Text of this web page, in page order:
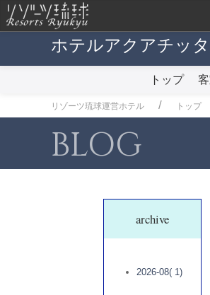
ホテルアクアチッ
トップ
リゾーツ琉球運営ホテル トップ
BLOG
archive
2026-08( 1)